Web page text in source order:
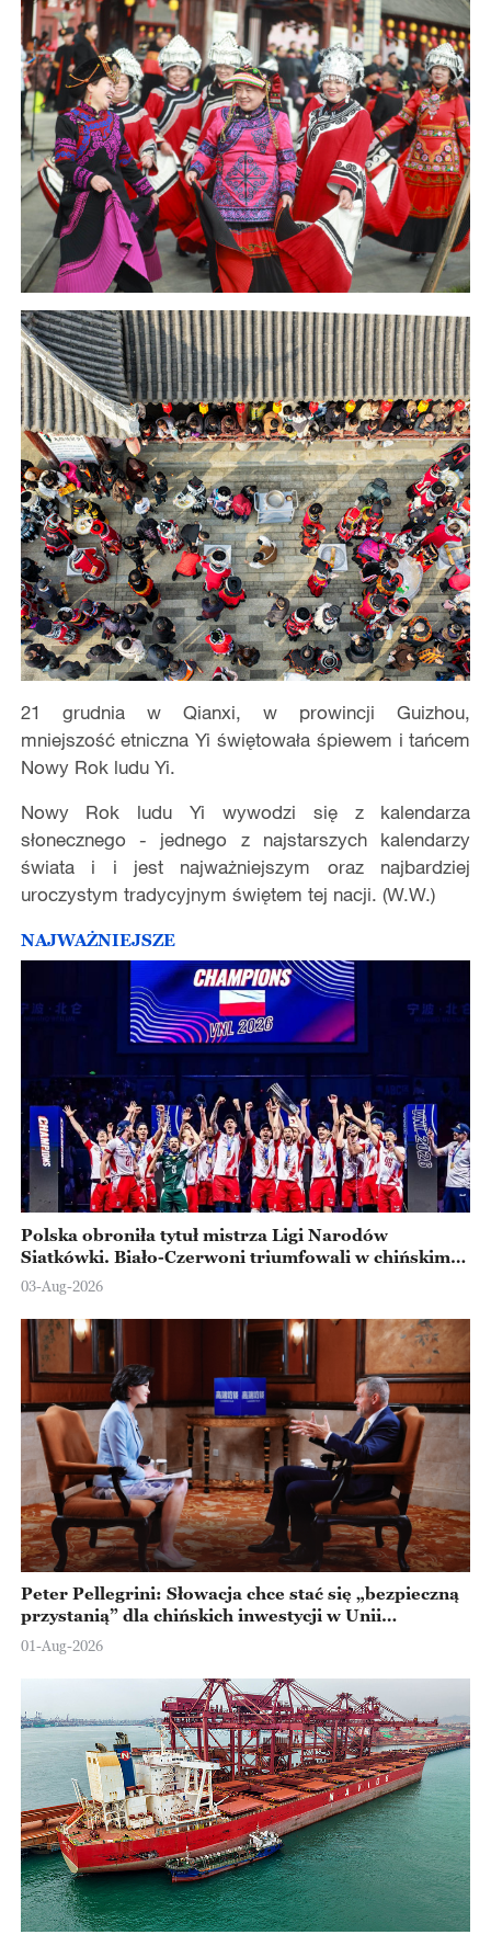
21 grudnia w Qianxi, w prowincji Guizhou,
mniejszość etniczna Yi świętowała śpiewem i tańcem
Nowy Rok ludu Yi.
Nowy Rok ludu Yi wywodzi się z kalendarza
słonecznego - jednego z najstarszych kalendarzy
świata i i jest najważniejszym oraz najbardziej
uroczystym tradycyjnym świętem tej nacji. (W.W.)
NAJWAŻNIEJSZE
Polska obroniła tytuł mistrza Ligi Narodów
Siatkówki. Biało-Czerwoni triumfowali w chińskim
Ningbo
03-Aug-2026
Peter Pellegrini: Słowacja chce stać się „bezpieczną
przystanią” dla chińskich inwestycji w Unii
Europejskiej
01-Aug-2026